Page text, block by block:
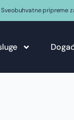
pripreme